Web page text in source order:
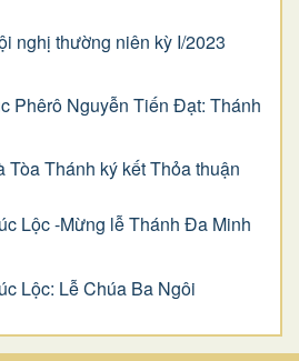
nghị thường niên kỳ I/2023
Phêrô Nguyễn Tiến Đạt: Thánh
Tòa Thánh ký kết Thỏa thuận
Lộc -Mừng lễ Thánh Đa Minh
Lộc: Lễ Chúa Ba Ngôi